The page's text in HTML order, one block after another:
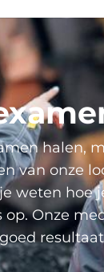
halen,
van onze
weten hoe
Onze